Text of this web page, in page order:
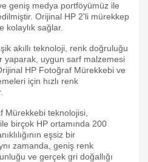
geniş medya portföyümüz ile
Orijinal HP 2'li mürekkep
kolaylık sağlar.
akıllı teknoloji, renk doğruluğu
yaparak, uygun sarf malzemesi
HP Fotoğraf Mürekkebi ve
için hızlı renk
Mürekkebi teknolojisi,
birçok HP ortamında 200
eşsiz bir
zamanda, geniş renk
ve gerçek gri doğallığı